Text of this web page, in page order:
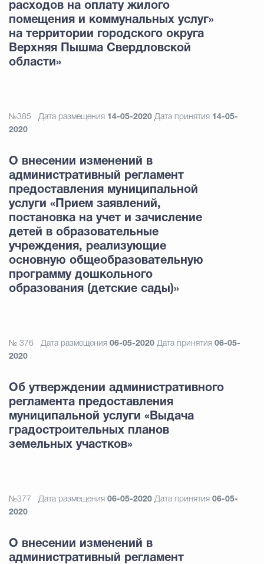
расходов на оплату жилого
помещения и коммунальных услуг»
на территории городского округа
Верхняя Пышма Свердловской
области»
№385 Дата размещения 14-05-2020 Дата принятия 14-05-
2020
О внесении изменений в
административный регламент
предоставления муниципальной
услуги «Прием заявлений,
постановка на учет и зачисление
детей в образовательные
учреждения, реализующие
основную общеобразовательную
программу дошкольного
образования (детские сады)»
№ 376 Дата размещения 06-05-2020 Дата принятия 06-05-
2020
Об утверждении административного
регламента предоставления
муниципальной услуги «Выдача
градостроительных планов
земельных участков»
№377 Дата размещения 06-05-2020 Дата принятия 06-05-
2020
О внесении изменений в
административный регламент